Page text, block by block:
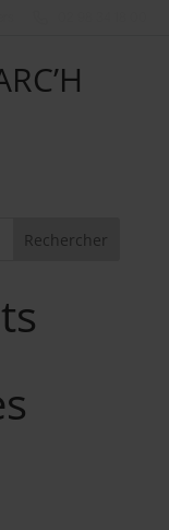
Rechercher